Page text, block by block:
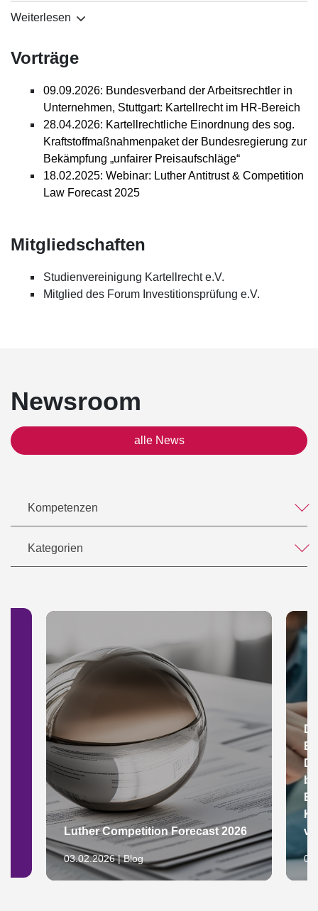
Forecast 2025
Europäische Kommission veröffentlicht Bericht zur
Arzneimittelsektor: Branche nach wie vor im Fokus
der Kartellbehörden in Europa
Arzneimittel-Kartell: Europäische Kommission
verhängt erstmals Geldbußen wegen Absprachen
über einen konkreten pharmazeutischen Wirkstoff
i.H.v. insgesamt EUR 13,4 Mio.
11. GWB-Novelle:
marktmächtige Unternehmen
Weiterlesen
Vorträge
09.09.2026: Bundesverband der Arbeitsrechtler in
Unternehmen, Stuttgart: Kartellrecht im HR-Bereich
28.04.2026: Kartellrechtliche Einordnung des sog.
Kraftstoffmaßnahmenpaket der Bundesregierung zur
Bekämpfung „unfairer Preisaufschläge“
18.02.2025: Webinar: Luther Antitrust & Competition
Law Forecast 2025
Mitgliedschaften
Studienvereinigung Kartellrecht e.V.
Mitglied des Forum Investitionsprüfung e.V.
Newsroom
alle News
Kompetenzen
Kategorien
Luther Competition Forecast 2026
03.02.2026 | Blog